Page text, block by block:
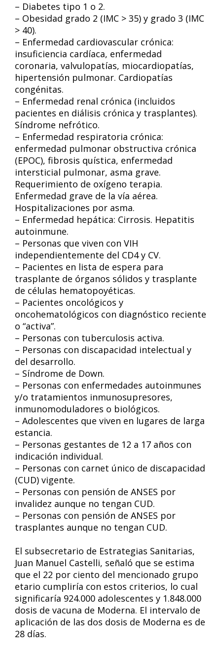
– Diabetes tipo 1 o 2.
– Obesidad grado 2 (IMC > 35) y grado 3 (IMC
> 40).
– Enfermedad cardiovascular crónica:
insuficiencia cardíaca, enfermedad
coronaria, valvulopatías, miocardiopatías,
hipertensión pulmonar. Cardiopatías
congénitas.
– Enfermedad renal crónica (incluidos
pacientes en diálisis crónica y trasplantes).
Síndrome nefrótico.
– Enfermedad respiratoria crónica:
enfermedad pulmonar obstructiva crónica
(EPOC), fibrosis quística, enfermedad
intersticial pulmonar, asma grave.
Requerimiento de oxígeno terapia.
Enfermedad grave de la vía aérea.
Hospitalizaciones por asma.
– Enfermedad hepática: Cirrosis. Hepatitis
autoinmune.
– Personas que viven con VIH
independientemente del CD4 y CV.
– Pacientes en lista de espera para
trasplante de órganos sólidos y trasplante
de células hematopoyéticas.
– Pacientes oncológicos y
oncohematológicos con diagnóstico reciente
o “activa”.
– Personas con tuberculosis activa.
– Personas con discapacidad intelectual y
del desarrollo.
– Síndrome de Down.
– Personas con enfermedades autoinmunes
y/o tratamientos inmunosupresores,
inmunomoduladores o biológicos.
– Adolescentes que viven en lugares de larga
estancia.
– Personas gestantes de 12 a 17 años con
indicación individual.
– Personas con carnet único de discapacidad
(CUD) vigente.
– Personas con pensión de ANSES por
invalidez aunque no tengan CUD.
– Personas con pensión de ANSES por
trasplantes aunque no tengan CUD.
El subsecretario de Estrategias Sanitarias,
Juan Manuel Castelli, señaló que se estima
que el 22 por ciento del mencionado grupo
etario cumpliría con estos criterios, lo cual
significaría 924.000 adolescentes y 1.848.000
dosis de vacuna de Moderna. El intervalo de
aplicación de las dos dosis de Moderna es de
28 días.